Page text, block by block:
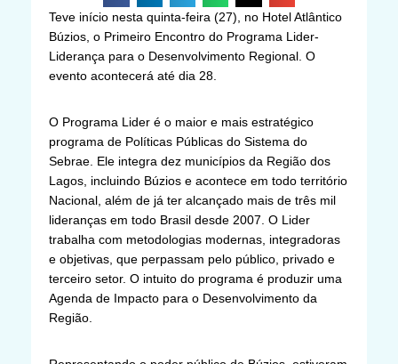
Teve início nesta quinta-feira (27), no Hotel Atlântico
Búzios, o Primeiro Encontro do Programa Lider-
Liderança para o Desenvolvimento Regional. O
evento acontecerá até dia 28.
O Programa Lider é o maior e mais estratégico
programa de Políticas Públicas do Sistema do
Sebrae. Ele integra dez municípios da Região dos
Lagos, incluindo Búzios e acontece em todo território
Nacional, além de já ter alcançado mais de três mil
lideranças em todo Brasil desde 2007. O Lider
trabalha com metodologias modernas, integradoras
e objetivas, que perpassam pelo público, privado e
terceiro setor. O intuito do programa é produzir uma
Agenda de Impacto para o Desenvolvimento da
Região.